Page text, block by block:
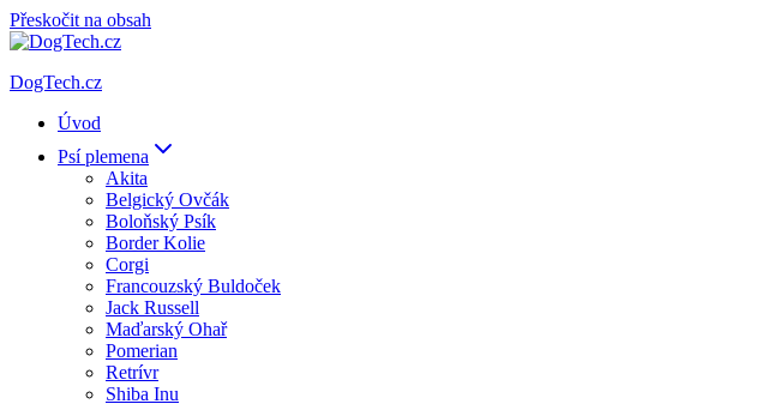
Přeskočit na obsah
DogTech.cz
Úvod
Psí plemena
Akita
Belgický Ovčák
Boloňský Psík
Border Kolie
Corgi
Francouzský Buldoček
Jack Russell
Maďarský Ohař
Pomerian
Retrívr
Shiba Inu